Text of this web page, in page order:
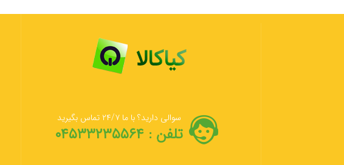
سوالی دارید؟ با ما ۲۴/۷ تماس بگیرید
تلفن : ۰۴۵۳۳۲۳۵۵۶۴